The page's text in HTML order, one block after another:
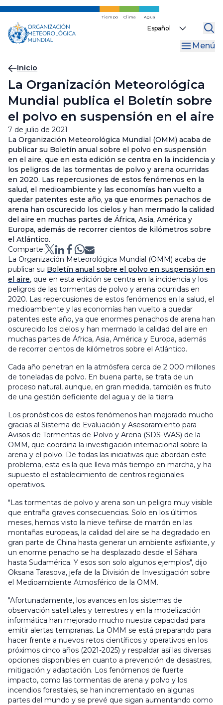
Ir
contenido
principal
Tiempo Clima Agua
Select
Menú
Migas
de
pan
Inicio
La Organización Meteorológica
Mundial publica el Boletín sobre
el polvo en suspensión en el aire
7 de julio de 2021
La Organización Meteorológica Mundial (OMM) acaba de
publicar su Boletín anual sobre el polvo en suspensión
en el aire, que en esta edición se centra en la incidencia y
los peligros de las tormentas de polvo y arena ocurridas
en 2020. Las repercusiones de estos fenómenos en la
salud, el medioambiente y las economías han vuelto a
quedar patentes este año, ya que enormes penachos de
arena han oscurecido los cielos y han mermado la calidad
del aire en muchas partes de África, Asia, América y
Europa, además de recorrer cientos de kilómetros sobre
el Atlántico.
Comparte:
La Organización Meteorológica Mundial (OMM) acaba de
publicar su Boletín anual sobre el polvo en suspensión en
el aire, que en esta edición se centra en la incidencia y los
peligros de las tormentas de polvo y arena ocurridas en
2020. Las repercusiones de estos fenómenos en la salud, el
medioambiente y las economías han vuelto a quedar
patentes este año, ya que enormes penachos de arena han
oscurecido los cielos y han mermado la calidad del aire en
muchas partes de África, Asia, América y Europa, además
de recorrer cientos de kilómetros sobre el Atlántico.
Cada año penetran en la atmósfera cerca de 2 000 millones
de toneladas de polvo. En buena parte, se trata de un
proceso natural, aunque, en gran medida, también es fruto
de una gestión deficiente del agua y de la tierra.
Los pronósticos de estos fenómenos han mejorado mucho
gracias al Sistema de Evaluación y Asesoramiento para
Avisos de Tormentas de Polvo y Arena (SDS-WAS) de la
OMM, que coordina la investigación internacional sobre la
arena y el polvo. De todas las iniciativas que abordan este
problema, esta es la que lleva más tiempo en marcha, y ha
supuesto el establecimiento de centros regionales
operativos.
"Las tormentas de polvo y arena son un peligro muy visible
que entraña graves consecuencias. Solo en los últimos
meses, hemos visto la nieve teñirse de marrón en las
montañas europeas, la calidad del aire se ha degradado en
gran parte de China hasta generar un ambiente asfixiante, y
un enorme penacho se ha desplazado desde el Sáhara
hasta Sudamérica. Y esos son solo algunos ejemplos", dijo
Oksana Tarasova, jefa de la División de Investigación sobre
el Medioambiente Atmosférico de la OMM.
"Afortunadamente, los avances en los sistemas de
observación satelitales y terrestres y en la modelización
informática han mejorado mucho nuestra capacidad para
emitir alertas tempranas. La OMM se está preparando para
hacer frente a nuevos retos científicos y operativos en los
próximos cinco años (2021-2025) y respaldar así las diversas
opciones disponibles en cuanto a prevención de desastres,
mitigación y adaptación. Los fenómenos de fuerte
impacto, como las tormentas de arena y polvo y los
incendios forestales, se han incrementado en algunas
partes del mundo y se prevé que sigan aumentando como